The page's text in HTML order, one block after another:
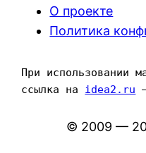
О проекте
Политика
При использовании
ссылка на idea2.ru
© 2009 —